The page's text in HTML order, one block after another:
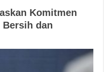
Komitmen
Bersih dan